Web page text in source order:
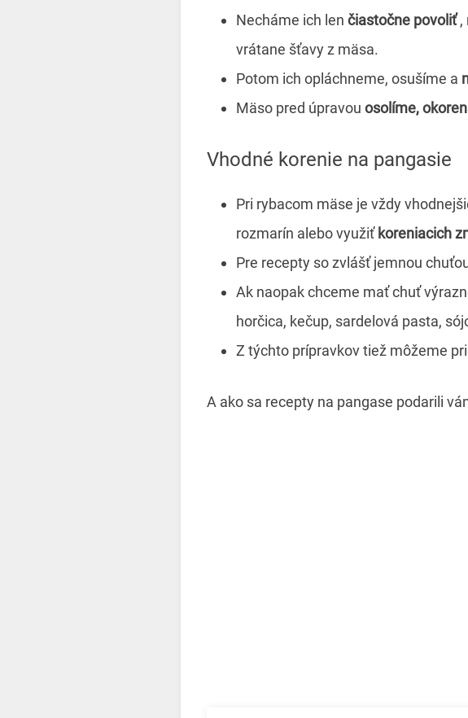
Necháme ich len čiastočne povoliť,
vrátane šťavy z mäsa.
Potom ich opláchneme, osušíme a
Mäso pred úpravou osolíme,
Vhodné korenie na pangasie
Pri rybacom mäse je vždy
rozmarín alebo využiť koreniacich
Pre recepty so zvlášť jemnou
Ak naopak chceme mať chuť
horčica, kečup, sardelová pasta,
Z týchto prípravkov tiež môžeme
A ako sa recepty na pangase podarili